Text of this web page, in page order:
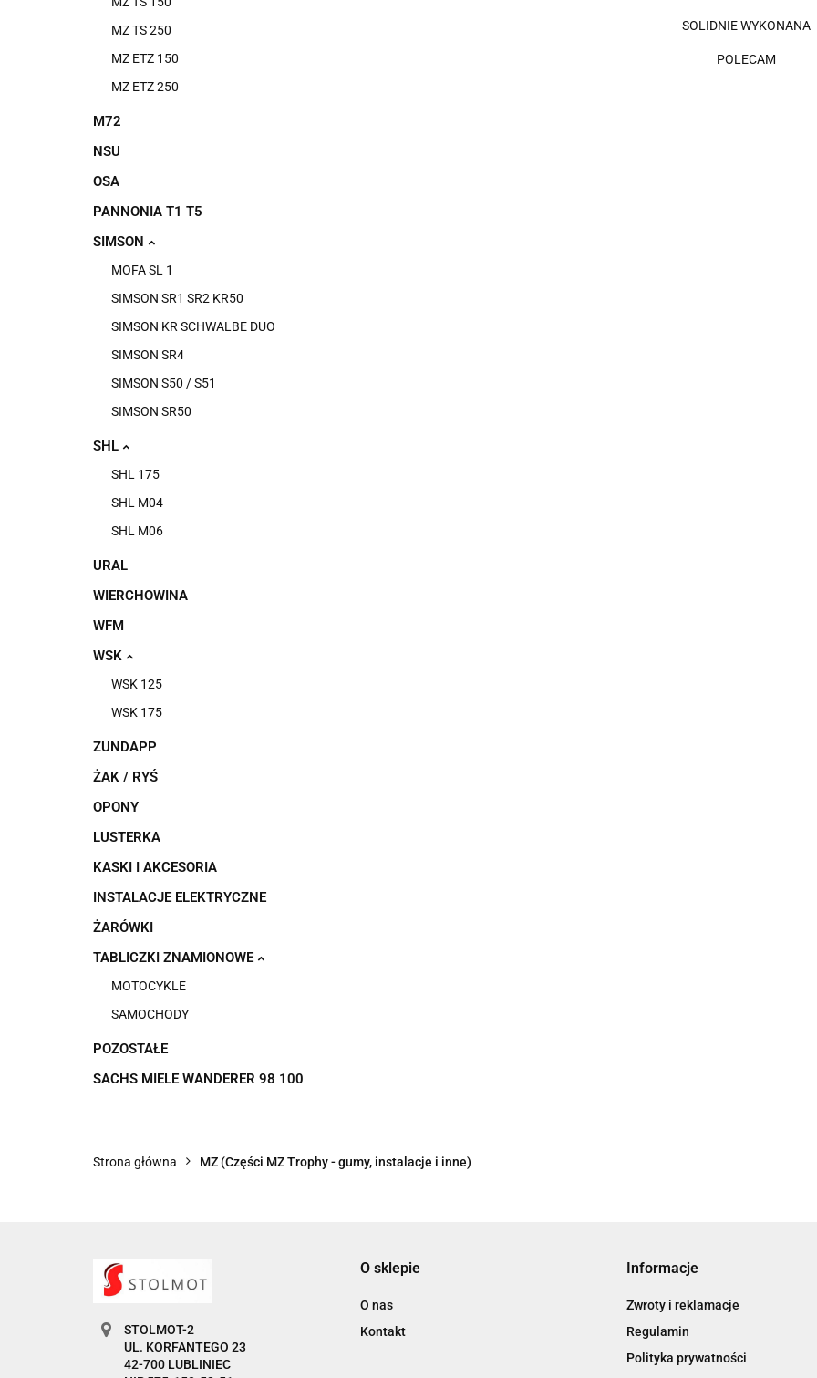
MZ TS 250
MZ ETZ 150
MZ ETZ 250
M72
NSU
OSA
PANNONIA T1 T5
SIMSON
MOFA SL 1
SIMSON SR1 SR2 KR50
SIMSON KR SCHWALBE DUO
SIMSON SR4
SIMSON S50 / S51
SIMSON SR50
SHL
SHL 175
SHL M04
SHL M06
URAL
WIERCHOWINA
WFM
WSK
WSK 125
WSK 175
ZUNDAPP
ŻAK / RYŚ
OPONY
LUSTERKA
KASKI I AKCESORIA
INSTALACJE ELEKTRYCZNE
ŻARÓWKI
TABLICZKI ZNAMIONOWE
MOTOCYKLE
SAMOCHODY
POZOSTAŁE
SACHS MIELE WANDERER 98 100
SOLIDNIE WYKONANA
POLECAM
Strona główna MZ (Części MZ Trophy - gumy, instalacje i inne)
STOLMOT-2
UL. KORFANTEGO 23
42-700 LUBLINIEC
O sklepie
O nas
Kontakt
Informacje
Zwroty i reklamacje
Regulamin
Polityka prywatności